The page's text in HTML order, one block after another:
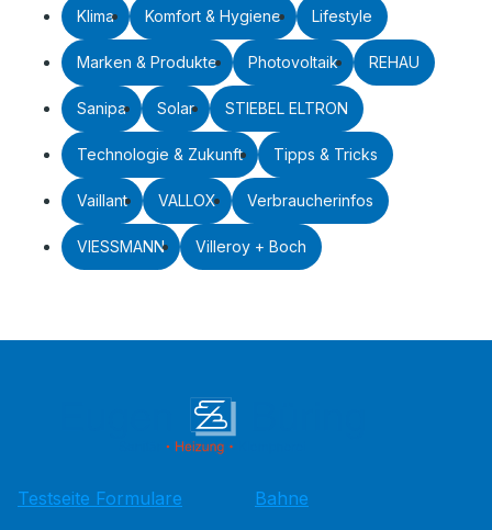
Klima Komfort & Hygiene Lifestyle
Marken & Produkte Photovoltaik REHAU
Sanipa Solar STIEBEL ELTRON
Technologie & Zukunft Tipps & Tricks
Vaillant VALLOX Verbraucherinfos
VIESSMANN Villeroy + Boch
Testseite Formulare
Bahne